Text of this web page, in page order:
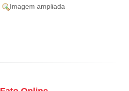
Imagem ampliada